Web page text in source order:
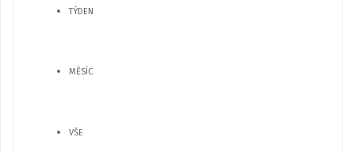
TÝDEN
MĚSÍC
VŠE